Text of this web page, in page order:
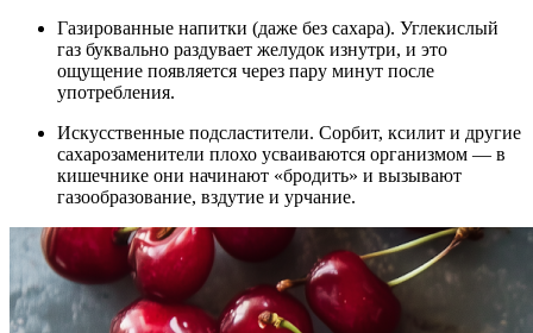
Газированные напитки (даже без сахара). Углекислый
газ буквально раздувает желудок изнутри, и это
ощущение появляется через пару минут после
употребления.
Искусственные подсластители. Сорбит, ксилит и другие
сахарозаменители плохо усваиваются организмом — в
кишечнике они начинают «бродить» и вызывают
газообразование, вздутие и урчание.